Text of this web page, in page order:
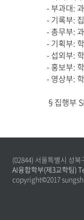
- 부과대:
- 기록부:
- 총무부:
- 기획부:
- 섭외부:
- 홍보부:
- 영상부:
§ 집행부
(02844) 서울특별시 성
AI융합학부(제3교학팀)
copyright©2017